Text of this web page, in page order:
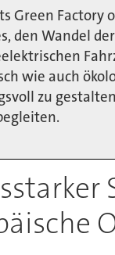
Green Factory
den Wandel
wie auch
zu